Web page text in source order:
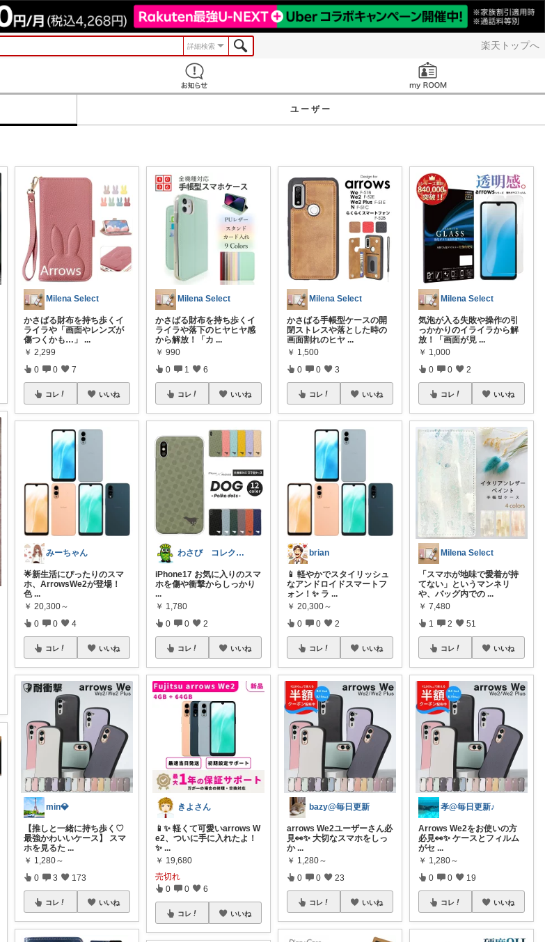
楽天トップへ
詳細検索
ユーザー
Milena Select
かさばる財布を持ち歩くイ
ライラや「画面やレンズが
傷つくかも…」
...
￥ 2,299
0 0 7
コレ いいね
みーちゃん
🌟新生活にぴったりのスマ
ホ、ArrowsWe2が登場！
色 ...
￥ 20,300～
0 0 4
コレ いいね
min💎
【推しと一緒に持ち歩く♡
最強かわいいケース】 スマ
ホを見るた ...
￥ 1,280～
0 3 173
コレ いいね
Milena Select
かさばる財布を持ち歩くイ
ライラや落下のヒヤヒヤ感
から解放！「カ ...
￥ 990
0 1 6
コレ いいね
わさび コレクションもご利用ください
iPhone17 お気に入りのスマ
ホを傷や衝撃からしっかり
...
￥ 1,780
0 0 2
コレ いいね
きよさん
📱✨ 軽くて可愛いarrows W
e2、ついに手に入れたよ！
✨ ...
￥ 19,680
売切れ
0 0 6
コレ いいね
Milena Select
かさばる手帳型ケースの開
閉ストレスや落とした時の
画面割れのヒヤ ...
￥ 1,500
0 0 3
コレ いいね
brian
📱 軽やかでスタイリッシュ
なアンドロイドスマートフ
ォン！✨ ラ ...
￥ 20,300～
0 0 2
コレ いいね
bazy@毎日更新
arrows We2ユーザーさん必
見👀✨ 大切なスマホをしっ
か ...
￥ 1,280～
0 0 23
コレ いいね
Milena Select
気泡が入る失敗や操作の引
っかかりのイライラから解
放！「画面が見 ...
￥ 1,000
0 0 2
コレ いいね
Milena Select
「スマホが地味で愛着が持
てない」というマンネリ
や、バッグ内での ...
￥ 7,480
1 2 51
コレ いいね
孝@毎日更新♪
Arrows We2をお使いの方
必見👀✨ ケースとフィルム
がセ ...
￥ 1,280～
0 0 19
コレ いいね